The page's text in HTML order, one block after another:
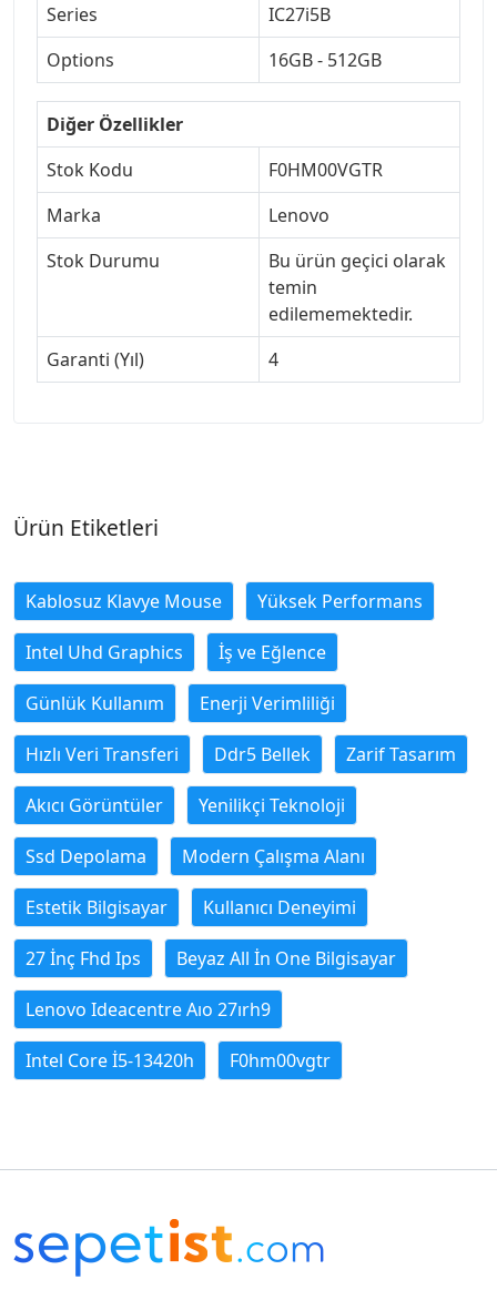
Series
IC27i5B
Options
16GB - 512GB
Diğer Özellikler
Stok Kodu
F0HM00VGTR
Marka
Lenovo
Stok Durumu
Bu ürün geçici olarak
temin
edilememektedir.
Garanti (Yıl)
4
Ürün Etiketleri
Kablosuz Klavye Mouse Yüksek Performans
Intel Uhd Graphics İş ve Eğlence
Günlük Kullanım Enerji Verimliliği
Hızlı Veri Transferi Ddr5 Bellek Zarif Tasarım
Akıcı Görüntüler Yenilikçi Teknoloji
Ssd Depolama Modern Çalışma Alanı
Estetik Bilgisayar Kullanıcı Deneyimi
27 İnç Fhd Ips Beyaz All İn One Bilgisayar
Lenovo Ideacentre Aıo 27ırh9
Intel Core İ5-13420h F0hm00vgtr